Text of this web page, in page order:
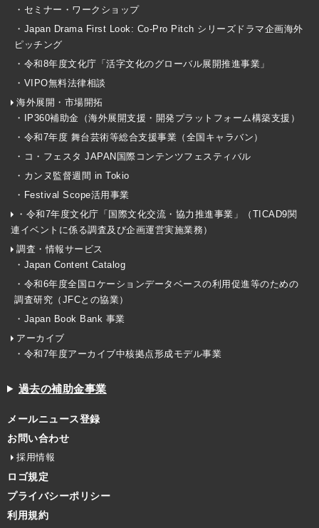
・セミナー・ワークショップ
・Japan Drama First Look: Co-Pro Pitch シリーズドラマ企画海外
ピッチング
・令和8年度文化庁「活字文化のグローバル展開推進事業」
・VIPO無料法律相談
海外展開・市場開拓
・IP360補助金（海外展開支援・開発プラットフォーム構築支援）
・令和7年度 舞台芸術等総合支援事業（全国キャラバン）
・コ・フェスタ JAPAN国際コンテンツフェスティバル
・カンヌ監督週間 in Tokio
・Festival Scope活用事業
・令和7年度文化庁「国際文化交流・協力推進事業」（TICAD9関
連イベントに係る調査及び企画運営実施業務）
調査・情報サービス
・Japan Content Catalog
・令和6年度全国ロケーションデータベースの利用促進等のための
調査研究（JFCとの協業）
・Japan Book Bank 事業
アーカイブ
・令和7年度アーカイブ中核拠点形成モデル事業
過去の補助金事業
メールニュース登録
お問い合わせ
採用情報
ロゴ規定
プライバシーポリシー
利用規約